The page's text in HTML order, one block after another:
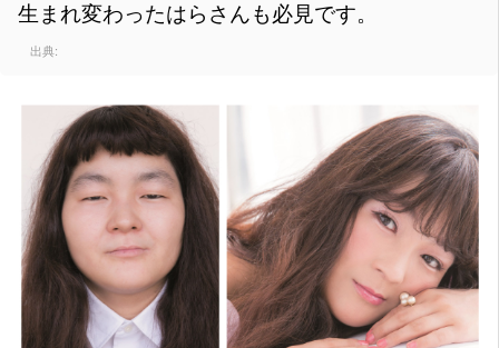
生まれ変わったはらさんも必見です。
出典: